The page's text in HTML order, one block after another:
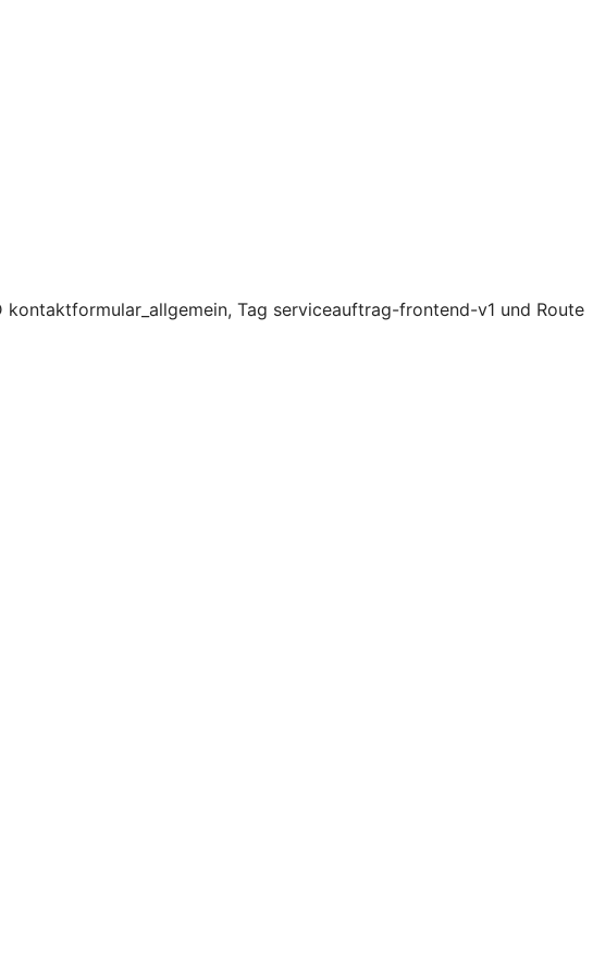
Tag serviceauftrag-frontend-v1 und Route